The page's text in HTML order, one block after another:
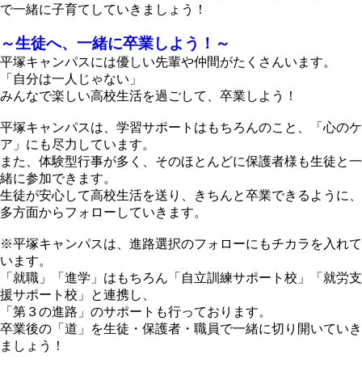
で一緒に子育てしていきましょう！
～生徒へ、一緒に卒業しよう！～
平塚キャンパスには優しい先輩や仲間がたくさんいます。
「自分は一人じゃない」
みんなで楽しい高校生活を過ごして、卒業しよう！
平塚キャンパスは、学習サポートはもちろんのこと、「心のケ
ア」にも尽力しています。
また、体験型行事が多く、そのほとんどに保護者様も生徒と一
緒に参加できます。
生徒が安心して高校生活を送り、きちんと卒業できるように、
多方面からフォローしていきます。
※平塚キャンパスは、進路選択のフォローにもチカラを入れて
います。
「就職」「進学」はもちろん「自立訓練サポート校」「就労支
援サポート校」と連携し、
「第３の進路」のサポートも行っております。
卒業後の「道」を生徒・保護者・職員で一緒に切り開いていき
ましょう！